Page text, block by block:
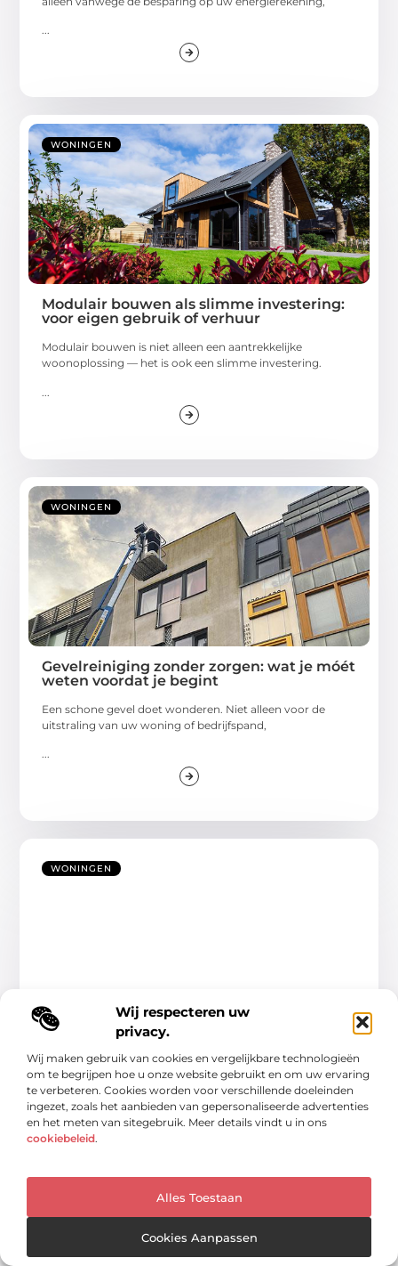
Wij respecteren uw
privacy.
Wij maken gebruik van cookies en vergelijkbare technologieën
om te begrijpen hoe u onze website gebruikt en om uw ervaring
te verbeteren. Cookies worden voor verschillende doeleinden
ingezet, zoals het aanbieden van gepersonaliseerde advertenties
en het meten van sitegebruik. Meer details vindt u in ons
cookiebeleid.
Alles Toestaan
Cookies Aanpassen
...
WONINGEN
Modulair bouwen als slimme investering:
voor eigen gebruik of verhuur
Modulair bouwen is niet alleen een aantrekkelijke
woonoplossing — het is ook een slimme investering.
WONINGEN
Gevelreiniging zonder zorgen: wat je móét
weten voordat je begint
Een schone gevel doet wonderen. Niet alleen voor de
uitstraling van uw woning of bedrijfspand,
...
WONINGEN
Verhuistips voor kleine woningruimtes:
slimme oplossingen
Verhuizen naar een kleine woningruimte kan een uitdaging
lijken, maar met de juiste aanpak maak
...